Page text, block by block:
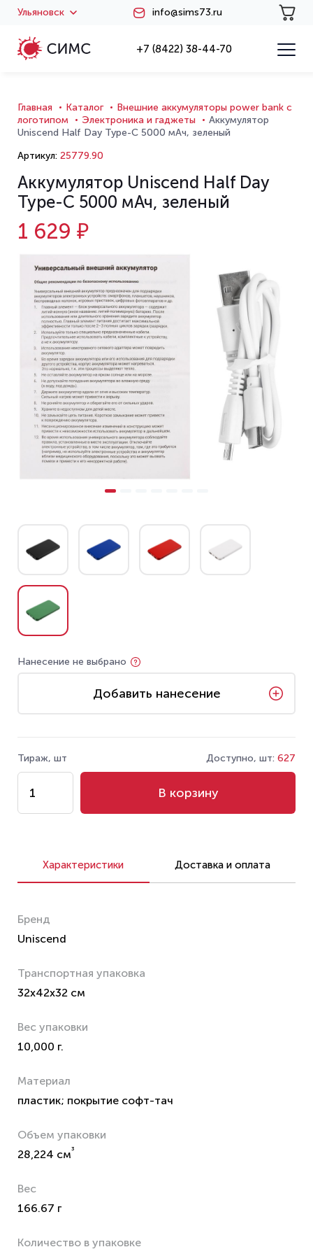
Ульяновск info@sims73.ru
+7 (8422) 38-44-70
Главная Каталог
Внешние аккумуляторы power bank с
логотипом
Электроника и гаджеты
Аккумулятор
Uniscend Half Day Type-C 5000 мАч, зеленый
Артикул: 25779.90
Аккумулятор Uniscend Half Day
Type-C 5000 мАч, зеленый
1 629 ₽
Нанесение не выбрано
Добавить нанесение
Тираж, шт Доступно, шт: 627
В корзину
Характеристики Доставка и оплата
Бренд
Uniscend
Транспортная упаковка
32x42x32 см
Вес упаковки
10,000 г.
Материал
пластик; покрытие софт-тач
Объем упаковки
28,224 см³
Вес
166.67 г
Количество в упаковке